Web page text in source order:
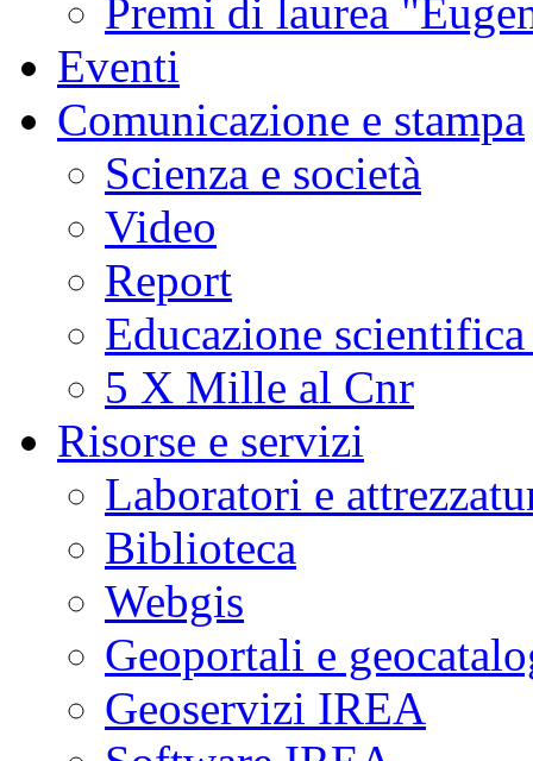
Premi di laurea
Eventi
Comunicazione e stampa
Scienza e società
Video
Report
Educazione
5 X Mille al Cnr
Risorse e servizi
Laboratori e
Biblioteca
Webgis
Geoportali e
Geoservizi IREA